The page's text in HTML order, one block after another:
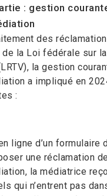
: gestion
des
de la Loi fédérale sur
la gestion
a impliqué en
:
ligne d’un formulaire
une réclamation
la médiatrice
qui n’entrent pas